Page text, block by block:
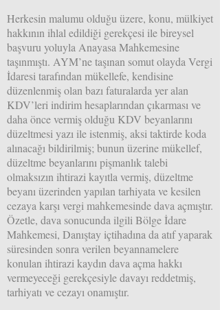
Herkesin malumu olduğu üzere, konu, mülkiyet
hakkının ihlal edildiği gerekçesi ile bireysel
başvuru yoluyla Anayasa Mahkemesine
taşınmıştı. AYM’ne taşınan somut olayda Vergi
İdaresi tarafından mükellefe, kendisine
düzenlenmiş olan bazı faturalarda yer alan
KDV’leri indirim hesaplarından çıkarması ve
daha önce vermiş olduğu KDV beyanlarını
düzeltmesi yazı ile istenmiş, aksi taktirde koda
alınacağı bildirilmiş; bunun üzerine mükellef,
düzeltme beyanlarını pişmanlık talebi
olmaksızın ihtirazi kayıtla vermiş, düzeltme
beyanı üzerinden yapılan tarhiyata ve kesilen
cezaya karşı vergi mahkemesinde dava açmıştır.
Özetle, dava sonucunda ilgili Bölge İdare
Mahkemesi, Danıştay içtihadına da atıf yaparak
süresinden sonra verilen beyannamelere
konulan ihtirazi kaydın dava açma hakkı
vermeyeceği gerekçesiyle davayı reddetmiş,
tarhiyatı ve cezayı onamıştır.